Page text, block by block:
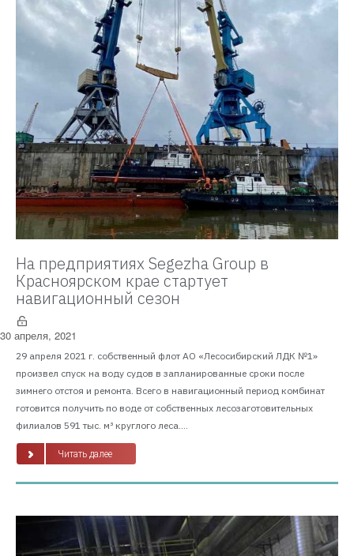
На предприятиях Segezha Group в
Красноярском крае стартует
навигационный сезон
30 апреля, 2021
29 апреля 2021 г. собственный флот АО «Лесосибирский ЛДК №1»
произвел спуск на воду судов в запланированные сроки после
зимнего отстоя и ремонта. Всего в навигационный период комбинат
готовится получить по воде от собственных лесозаготовительных
филиалов 591 тыс. м³ круглого леса....
Читать далее